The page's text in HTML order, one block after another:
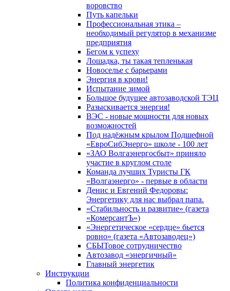
воровство
Путь капельки
Профессиональная этика –
необходимый регулятор в механизме
предприятия
Бегом к успеху
Лошадка, ты такая тепленькая
Новоселье с барьерами
Энергия в крови!
Испытание зимой
Большое будущее автозаводской ТЭЦ
Разыскивается энергия!
ВЭС - новые мощности для новых
возможностей
Под надёжным крылом Подшефной
«ЕвроСибЭнерго» школе - 100 лет
«ЗАО Волгаэнергосбыт» приняло
участие в круглом столе
Команда лучших Туристы ГК
«Волгаэнерго» - первые в области
Денис и Евгений Федоровы:
Энергетику для нас выбрал папа.
«Стабильность и развитие» (газета
«КомерсантЪ»)
«Энергетическое «сердце» бьется
ровно» (газета «Автозаводец»)
СБЫТовое сотрудничество
Автозавод «энергичный»
Главный энергетик
Инструкции
Политика конфиденциальности